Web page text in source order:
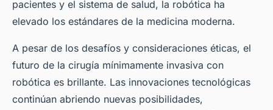
pacientes y el sistema de salud, la robótica ha
elevado los estándares de la medicina moderna.
A pesar de los desafíos y consideraciones éticas, el
futuro de la cirugía mínimamente invasiva con
robótica es brillante. Las innovaciones tecnológicas
continúan abriendo nuevas posibilidades,